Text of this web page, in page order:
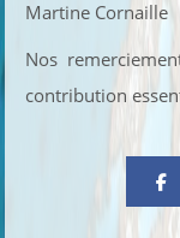
Martine Cornaille
Nos
contribution